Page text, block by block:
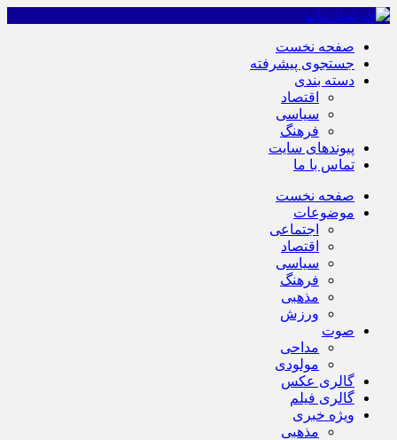
صفحه نخست
جستجوی پیشرفته
دسته بندی
اقتصاد
سیاسی
فرهنگ
پیوندهای سایت
تماس با ما
صفحه نخست
موضوعات
اجتماعی
اقتصاد
سیاسی
فرهنگ
مذهبی
ورزش
صوت
مداحی
مولودی
گالری عکس
گالری فیلم
ویژه خبری
مذهبی